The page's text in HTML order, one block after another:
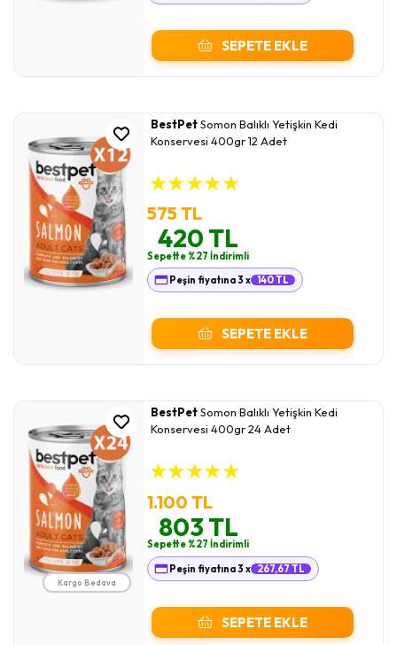
SEPETE EKLE
BestPetSomon Balıklı Yetişkin Kedi
Konservesi 400gr 12 Adet
★★★★★
575 TL
420 TL
Sepette %27 İndirimli
Peşin fiyatına 3 x 140 TL
SEPETE EKLE
Kargo Bedava
BestPetSomon Balıklı Yetişkin Kedi
Konservesi 400gr 24 Adet
★★★★★
1.100 TL
803 TL
Sepette %27 İndirimli
Peşin fiyatına 3 x
267,67 TL
SEPETE EKLE